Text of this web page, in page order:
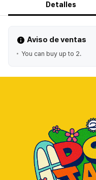
Detalles
Aviso de ventas
You can buy up to 2.